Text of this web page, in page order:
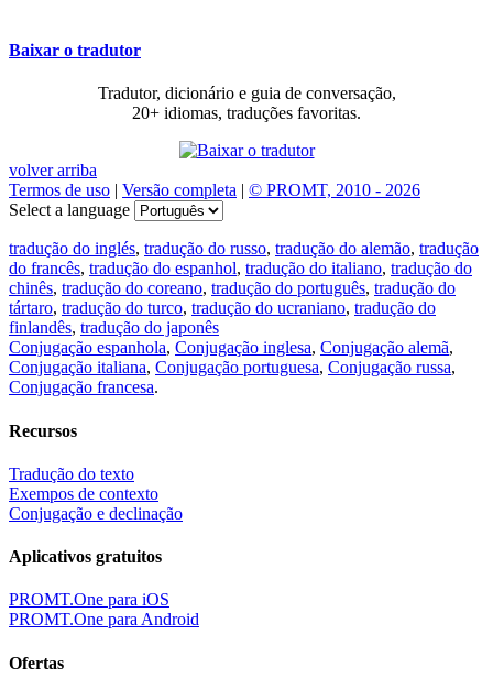
Baixar o tradutor
Tradutor, dicionário e guia de conversação,
20+ idiomas, traduções favoritas.
volver arriba
Termos de uso | Versão completa | © PROMT, 2010 - 2026
Select a language
tradução do inglés, tradução do russo, tradução do alemão, tradução
do francês, tradução do espanhol, tradução do italiano, tradução do
chinês, tradução do coreano, tradução do português, tradução do
tártaro, tradução do turco, tradução do ucraniano, tradução do
finlandês, tradução do japonês
Conjugação espanhola, Conjugação inglesa, Conjugação alemã,
Conjugação italiana, Conjugação portuguesa, Conjugação russa,
Conjugação francesa.
Recursos
Tradução do texto
Exempos de contexto
Conjugação e declinação
Aplicativos gratuitos
PROMT.One para iOS
PROMT.One para Android
Ofertas